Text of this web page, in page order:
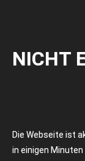
NICHT
Die Webseite ist
in einigen Minuten